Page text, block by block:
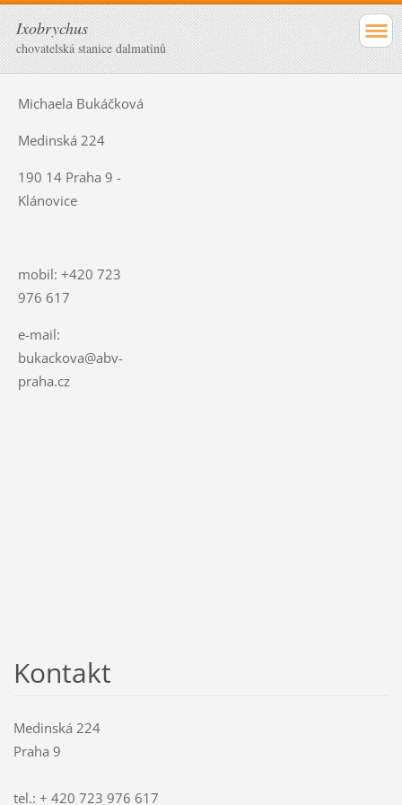
Ixobrychus
chovatelská stanice dalmatinů
Michaela Bukáčková
Medinská 224
190 14 Praha 9 -
Klánovice
mobil: +420 723
976 617
e-mail:
bukackova@abv-
praha.cz
Kontakt
Medinská 224
Praha 9
tel.: + 420 723 976 617